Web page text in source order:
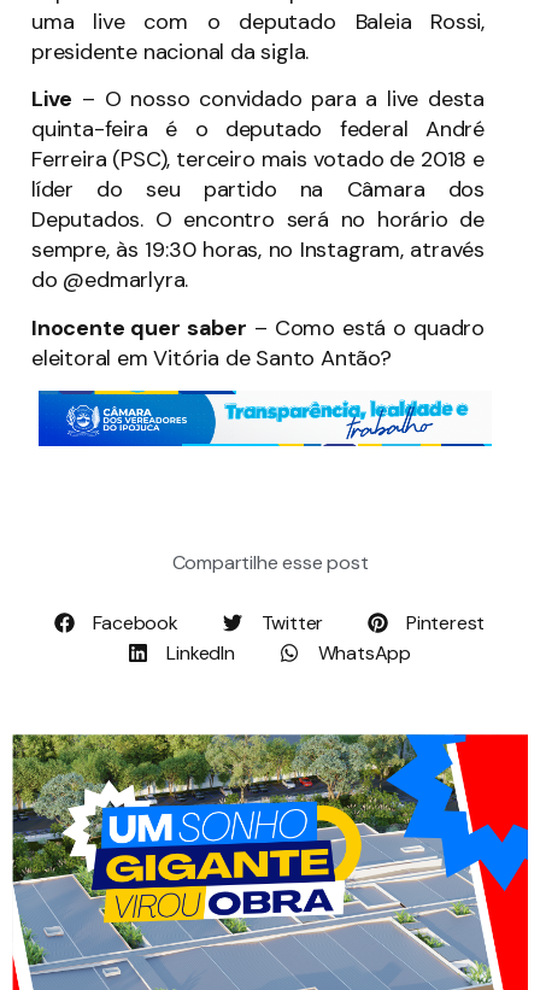
uma live com o deputado Baleia Rossi,
presidente nacional da sigla.
Live – O nosso convidado para a live desta
quinta-feira é o deputado federal André
Ferreira (PSC), terceiro mais votado de 2018 e
líder do seu partido na Câmara dos
Deputados. O encontro será no horário de
sempre, às 19:30 horas, no Instagram, através
do @edmarlyra.
Inocente quer saber – Como está o quadro
eleitoral em Vitória de Santo Antão?
Compartilhe esse post
Facebook Twitter
Pinterest
LinkedIn
WhatsApp